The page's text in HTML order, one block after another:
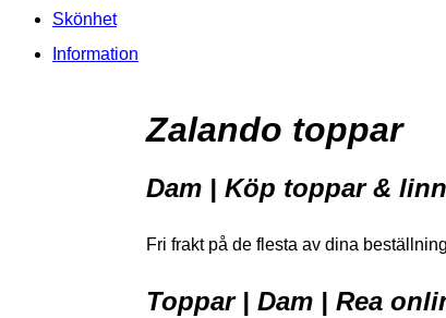
Skönhet
Information
Zalando toppar
Dam | Köp toppar &
Fri frakt på de flesta av dina
Toppar | Dam | Rea